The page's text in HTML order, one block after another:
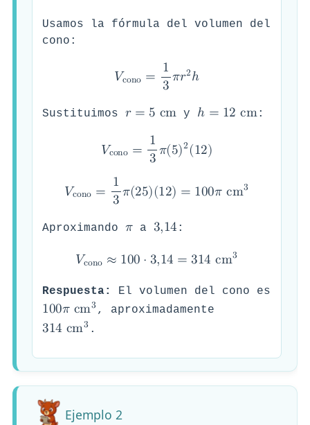
Usamos la fórmula del volumen del
cono:
𝑉cono = 1
3𝜋𝑟2ℎ
Sustituimos 𝑟 = 5 cm y ℎ = 12 cm:
𝑉cono = 1
3𝜋(5)2 (12)
𝑉cono = 1
3𝜋(25)(12) = 100𝜋 cm3
Aproximando 𝜋a 3,14 :
𝑉cono ≈ 100 ⋅ 3,14 = 314 cm3
Respuesta: El volumen del cono es
100𝜋 cm3 , aproximadamente
314 cm3 .
Ejemplo 2